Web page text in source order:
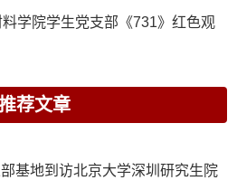
学院学生党支部《731》红色观
荐文章
基地到访北京大学深圳研究生院